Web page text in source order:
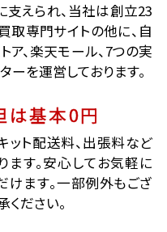
えられ、当社は創立23
取専門サイトの他に、自
ア、楽天モール、7つの実
ーを運営しております。
は基本0円
ット配送料、出張料など
ます。安心してお気軽に
けます。一部例外もござ
ください。